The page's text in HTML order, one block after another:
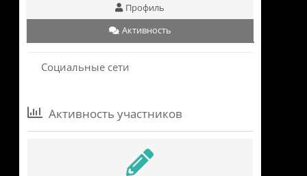
Профиль
Активность
Социальные сети
Активность участников